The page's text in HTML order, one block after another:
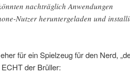
nachträglich Anwendungen
Nutzer heruntergeladen und
für ein Spielzeug für den Nerd,
der Brüller: